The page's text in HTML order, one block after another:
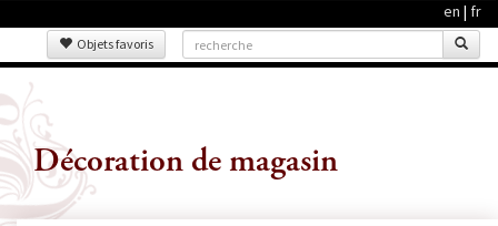
en | fr
Objets favoris
Décoration de magasin